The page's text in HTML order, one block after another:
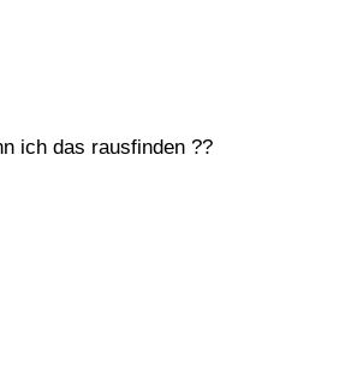
ich das rausfinden ??